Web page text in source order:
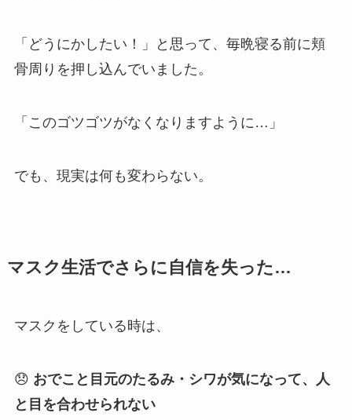
「どうにかしたい！」と思って、毎晩寝る前に頬
骨周りを押し込んでいました。
「このゴツゴツがなくなりますように…」
でも、現実は何も変わらない。
マスク生活でさらに自信を失った…
マスクをしている時は、
😞 おでこと目元のたるみ・シワが気になって、人
と目を合わせられない